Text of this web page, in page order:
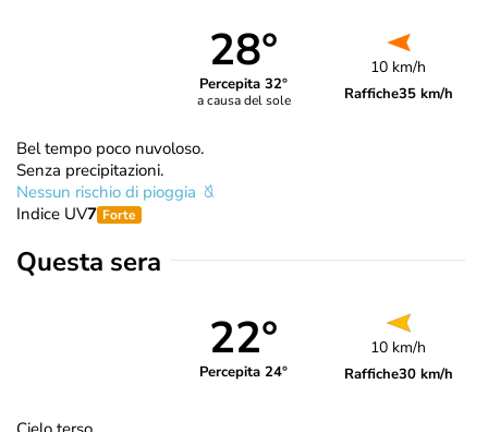
28°
Percepita 32°
a causa del sole
10 km/h
Raffiche35 km/h
Bel tempo poco nuvoloso.
Senza precipitazioni.
Nessun rischio di pioggia
Indice UV7 Forte
Questa sera
22°
Percepita 24°
10 km/h
Raffiche30 km/h